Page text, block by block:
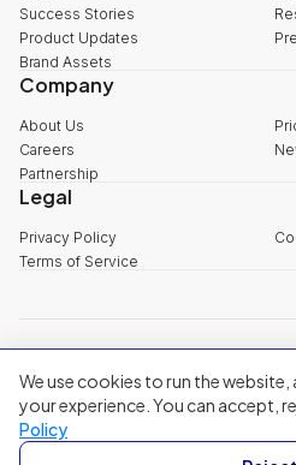
Success Stories
Product Updates
Brand Assets
Company
About Us
Careers
Partnership
Legal
Privacy Policy
Terms of Service
+84 888 18 1313
Head Office:3rd Floor, 65-67 B4
Ward, Ho Chi Minh City
Singapore:20A Tanjong Pagar Road,
We use cookies to run the
your experience. You can accept,
Policy